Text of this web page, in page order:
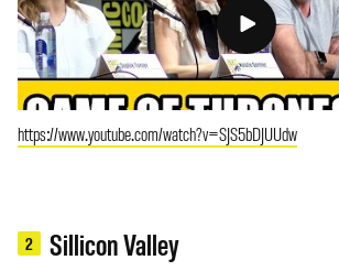
https://www.youtube.com/watch?v=SJS5bDJUUdw
2 Sillicon Valley